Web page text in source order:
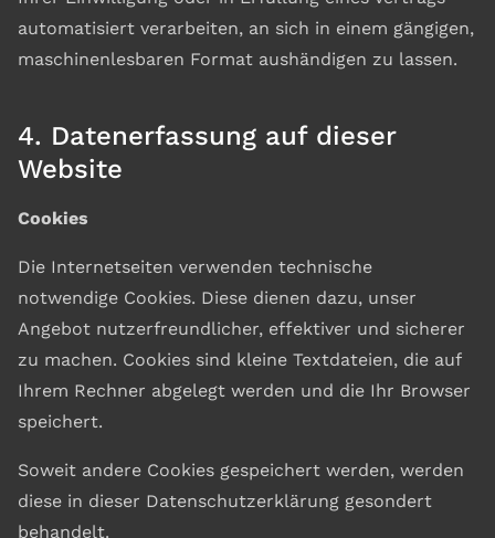
automatisiert verarbeiten, an sich in einem gängigen,
maschinenlesbaren Format aushändigen zu lassen.
4. Datenerfassung auf dieser
Website
Cookies
Die Internetseiten verwenden technische
notwendige Cookies. Diese dienen dazu, unser
Angebot nutzerfreundlicher, effektiver und sicherer
zu machen. Cookies sind kleine Textdateien, die auf
Ihrem Rechner abgelegt werden und die Ihr Browser
speichert.
Soweit andere Cookies gespeichert werden, werden
diese in dieser Datenschutzerklärung gesondert
behandelt.